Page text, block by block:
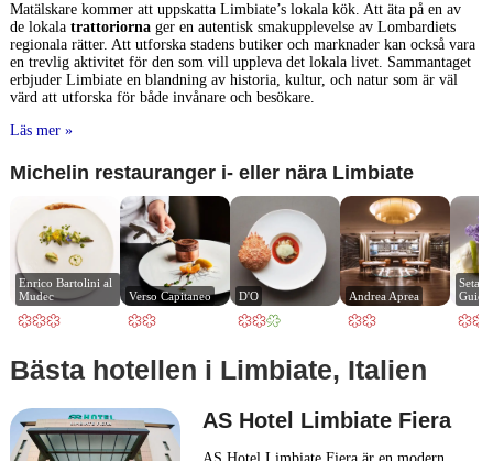
Matälskare kommer att uppskatta Limbiate’s lokala kök. Att äta på en av
de lokala trattoriornager en autentisk smakupplevelse av Lombardiets
regionala rätter. Att utforska stadens butiker och marknader kan också vara
en trevlig aktivitet för den som vill uppleva det lokala livet. Sammantaget
erbjuder Limbiate en blandning av historia, kultur, och natur som är väl
värd att utforska för både invånare och besökare.
Läs mer »
Michelin restauranger i- eller nära Limbiate
Enrico Bartolini al
Mudec
Verso Capitaneo D'O Andrea Aprea
Seta
Guida
Bästa hotellen i Limbiate, Italien
AS Hotel Limbiate Fiera